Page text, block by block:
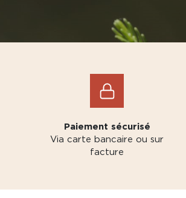
Paiement sécurisé
Via carte bancaire ou sur
facture